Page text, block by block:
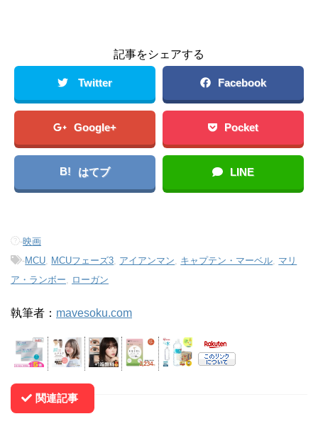
記事をシェアする
Twitter Facebook
Google+ Pocket
B! はてブ LINE
-映画
-MCU MCUフェーズ3 アイアンマン キャプテン・マーベル マリ
ア・ランボー ローガン
執筆者： mavesoku.com
関連記事